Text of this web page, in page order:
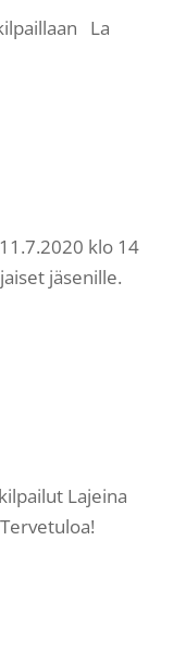
La
klo 14
jäsenille.
Lajeina